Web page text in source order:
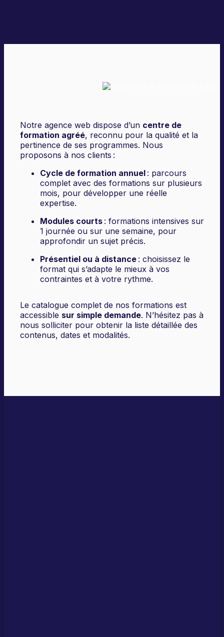
Notre agence web dispose d’un centre de
formation agréé, reconnu pour la qualité et la
pertinence de ses programmes. Nous
proposons à nos clients :
Cycle de formation annuel : parcours
complet avec des formations sur plusieurs
mois, pour développer une réelle
expertise.
Modules courts : formations intensives sur
1 journée ou sur une semaine, pour
approfondir un sujet précis.
Présentiel ou à distance : choisissez le
format qui s’adapte le mieux à vos
contraintes et à votre rythme.
Le catalogue complet de nos formations est
accessible sur simple demande. N’hésitez pas à
nous solliciter pour obtenir la liste détaillée des
contenus, dates et modalités.